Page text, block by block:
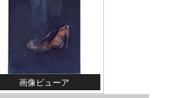
画像ビューア